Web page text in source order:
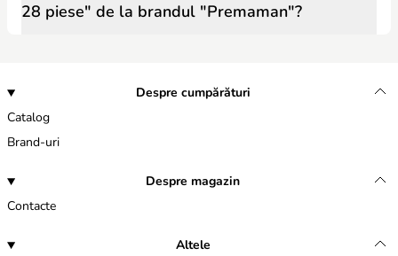
28 piese" de la brandul "Premaman"?
Despre cumpărături
Catalog
Brand-uri
Despre magazin
Contacte
Altele